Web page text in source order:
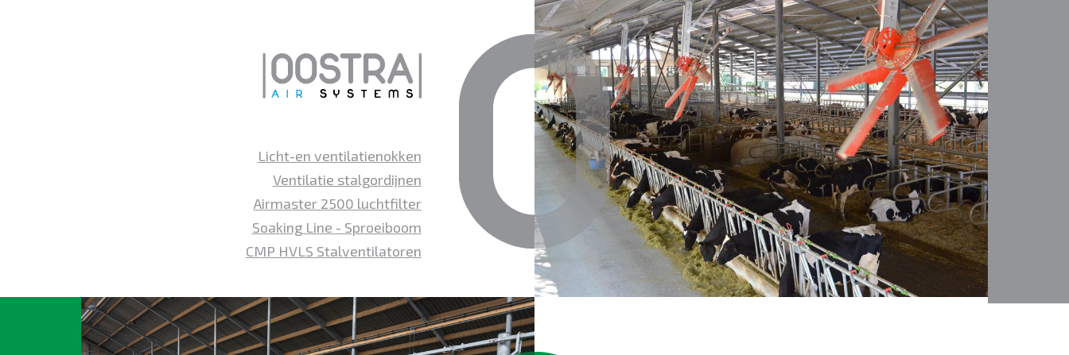
Licht-en ventilatienokken
Ventilatie stalgordijnen
Airmaster 2500 luchtfilter
Soaking Line - Sproeiboom
CMP HVLS Stalventilatoren